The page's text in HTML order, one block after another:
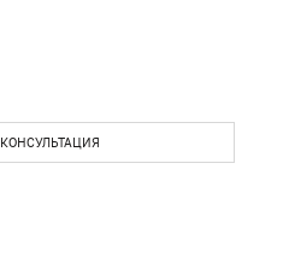
КОНСУЛЬТАЦИЯ